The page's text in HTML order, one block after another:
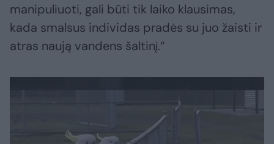
manipuliuoti, gali būti tik laiko klausimas,
kada smalsus individas pradės su juo žaisti ir
atras naują vandens šaltinį.“